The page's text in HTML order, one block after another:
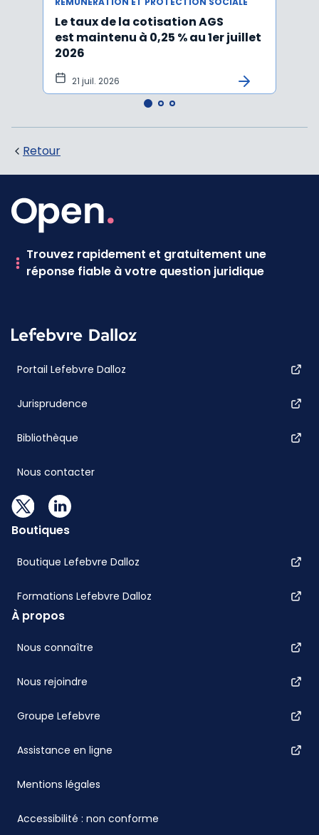
Le taux de la cotisation AGS
est maintenu à 0,25 % au 1er juillet
2026
21 juil. 2026
Retour
Trouvez rapidement et gratuitement une
réponse fiable à votre question juridique
Portail Lefebvre Dalloz
Jurisprudence
Bibliothèque
Nous contacter
Boutiques
Boutique Lefebvre Dalloz
Formations Lefebvre Dalloz
À propos
Nous connaître
Nous rejoindre
Groupe Lefebvre
Assistance en ligne
Mentions légales
Accessibilité : non conforme